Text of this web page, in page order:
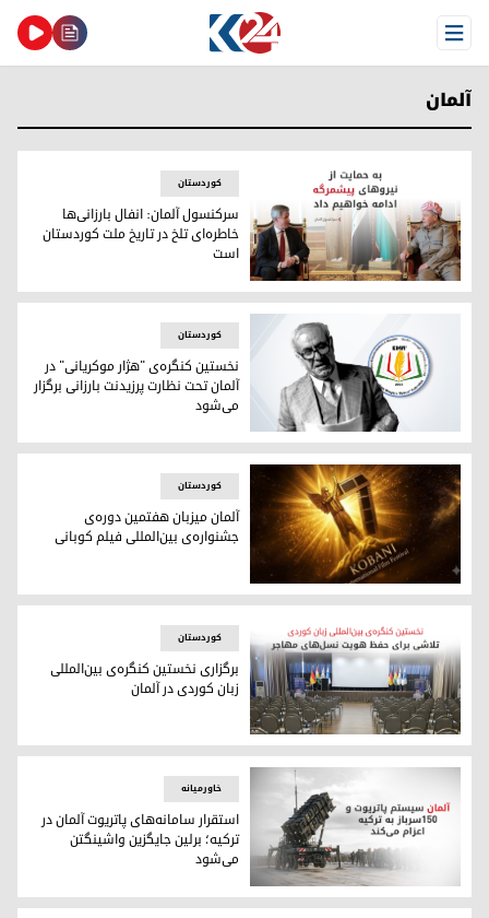
Open Menu
آلمان
سرکنسول آلمان: انفال بارزانی‌ها خاطره‌ای تلخ در تاریخ ملت
کوردستان
سرکنسول آلمان: انفال بارزانی‌ها
خاطره‌ای تلخ در تاریخ ملت کوردستان
است
استاد هژار موکریانی
کوردستان
نخستین کنگره‌ی "هژار موکریانی" در
آلمان تحت نظارت پرزیدنت بارزانی برگزار
می‌شود
آلمان میزبان هفتمین دوره‌ی جشنواره‌ی بین‌المللی فیلم کوبانی
کوردستان
آلمان میزبان هفتمین دوره‌ی
جشنواره‌ی بین‌المللی فیلم کوبانی
برگزاری نخستین کنگره‌ی بین‌المللی زبان کوردی در آلمان
کوردستان
برگزاری نخستین کنگره‌ی بین‌المللی
زبان کوردی در آلمان
استقرار سامانه‌های پاتریوت آلمان در ترکیه؛ برلین جایگزین
خاورمیانه
استقرار سامانه‌های پاتریوت آلمان در
ترکیه؛ برلین جایگزین واشینگتن
می‌شود